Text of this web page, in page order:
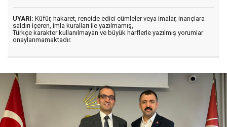
UYARI: Küfür, hakaret, rencide edici cümleler veya imalar, inançlara
saldırı içeren, imla kuralları ile yazılmamış,
Türkçe karakter kullanılmayan ve büyük harflerle yazılmış yorumlar
onaylanmamaktadır.